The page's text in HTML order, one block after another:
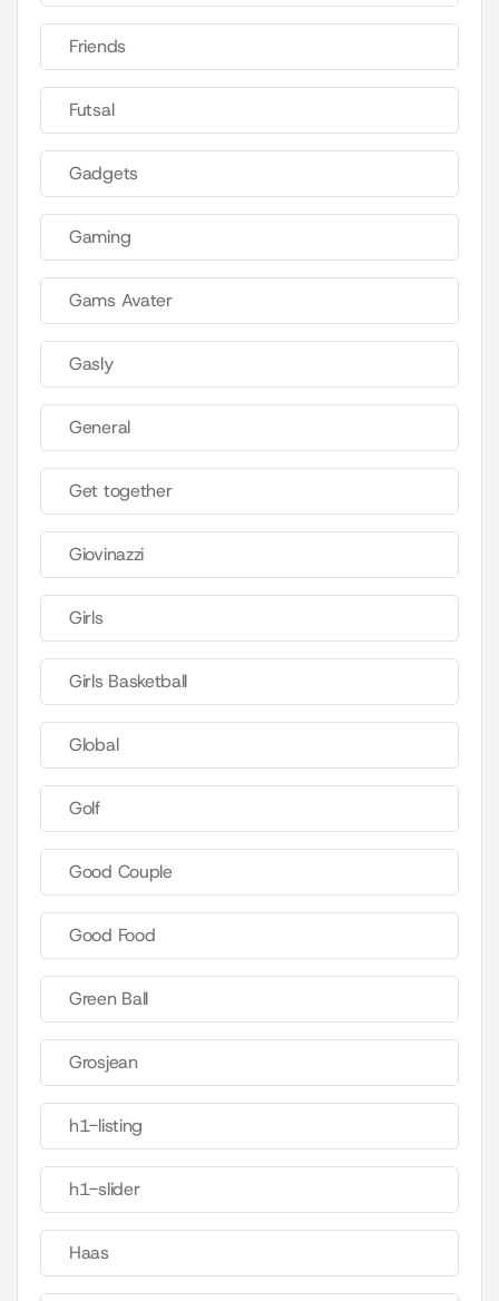
Friends
Futsal
Gadgets
Gaming
Gams Avater
Gasly
General
Get together
Giovinazzi
Girls
Girls Basketball
Global
Golf
Good Couple
Good Food
Green Ball
Grosjean
h1-listing
h1-slider
Haas